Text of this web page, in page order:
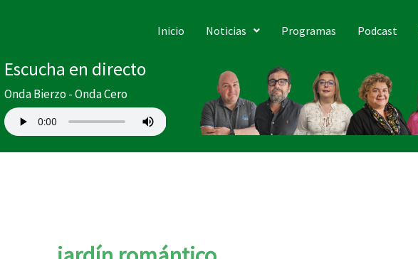
Inicio Noticias Programas Podcast
Escucha en directo
Onda Bierzo - Onda Cero